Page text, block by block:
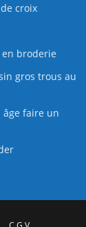
croix
broderie
gros trous au
faire un